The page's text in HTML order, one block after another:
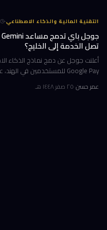
التقنية المالية والذكاء الاصطناعي·
تصل الخدمة إلى الخليج؟
عمر حسن·٢٥ صفر ١٤٤٨ هـ